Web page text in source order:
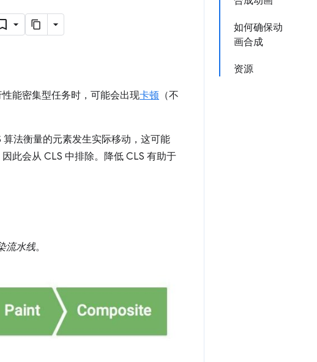
如何确保动
画合成
资源
能密集型任务时，可能会出现卡顿 （不
法衡量的元素发生实际移动，这可能
此会从 CLS 中排除。降低 CLS 有助于
流水线。